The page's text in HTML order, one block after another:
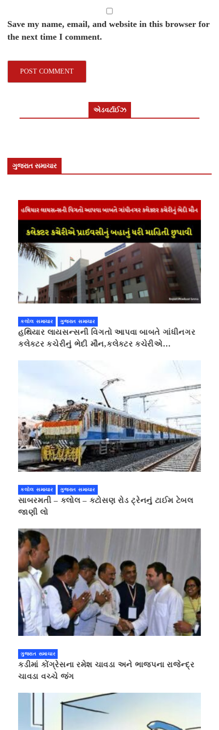
Save my name, email, and website in this browser for
the next time I comment.
એડવર્ટાઈઝ
ગુજરાત સમાચાર
કલોલ સમાચાર ગુજરાત સમાચાર
હથિયાર લાયસન્સની વિગતો આપવા બાબતે ગાંધીનગર
કલેક્ટર કચેરીનું ભેદી મૌન,કલેક્ટર કચેરીએ
કલોલ સમાચાર ગુજરાત સમાચાર
સાબરમતી – કલોલ – કટોસણ રોડ ટ્રેનનું ટાઈમ ટેબલ
જાણી લો
ગુજરાત સમાચાર
કડીમાં કોંગ્રેસના રમેશ ચાવડા અને ભાજપના રાજેન્દ્ર
ચાવડા વચ્ચે જંગ